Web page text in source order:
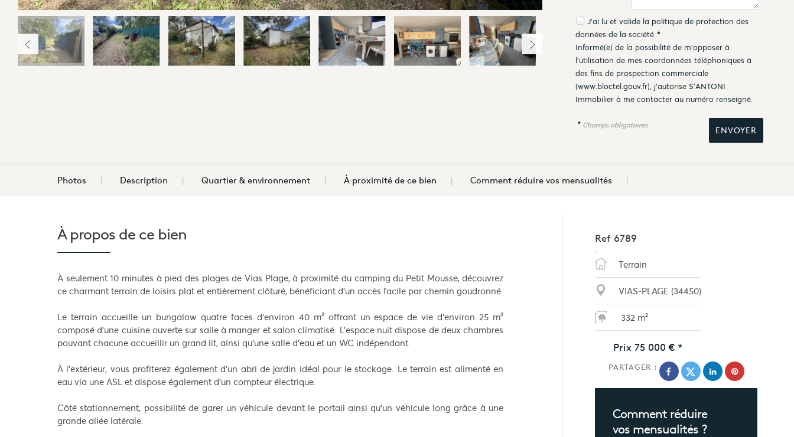
J'ai lu et valide la politique de protection des
données de la société.*
Informé(e) de la possibilité de m'opposer à
l'utilisation de mes coordonnées téléphoniques à
des fins de prospection commerciale
(www.bloctel.gouv.fr), j'autorise S'ANTONI
Immobilier à me contacter au numéro renseigné.
* Champs obligatoires
Photos Description Quartier & environnement À proximité de ce bien Comment réduire vos mensualités
À propos de ce bien
À seulement 10 minutes à pied des plages de Vias Plage, à proximité du camping du Petit Mousse, découvrez
ce charmant terrain de loisirs plat et entièrement clôturé, bénéficiant d’un accès facile par chemin goudronné.
Le terrain accueille un bungalow quatre faces d’environ 40 m² offrant un espace de vie d’environ 25 m²
composé d’une cuisine ouverte sur salle à manger et salon climatisé. L’espace nuit dispose de deux chambres
pouvant chacune accueillir un grand lit, ainsi qu’une salle d’eau et un WC indépendant.
À l’extérieur, vous profiterez également d’un abri de jardin idéal pour le stockage. Le terrain est alimenté en
eau via une ASL et dispose également d’un compteur électrique.
Côté stationnement, possibilité de garer un véhicule devant le portail ainsi qu’un véhicule long grâce à une
grande allée latérale.
Ref 6789
Terrain
VIAS-PLAGE (34450)
332 m²
Prix 75 000 €*
PARTAGER :
Comment réduire
vos mensualités ?